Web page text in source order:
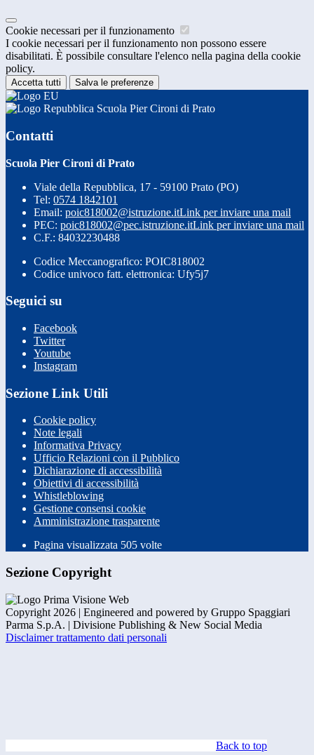
Cookie necessari per il funzionamento
I cookie necessari per il funzionamento non possono essere
disabilitati. È possibile consultare l'elenco nella pagina della cookie
policy.
Accetta tutti Salva le preferenze
Scuola Pier Cironi di Prato
Contatti
Scuola Pier Cironi di Prato
Viale della Repubblica, 17 - 59100 Prato (PO)
Tel: 0574 1842101
Email: poic818002@istruzione.itLink per inviare una mail
PEC: poic818002@pec.istruzione.itLink per inviare una mail
C.F.: 84032230488
Codice Meccanografico: POIC818002
Codice univoco fatt. elettronica: Ufy5j7
Seguici su
Facebook
Twitter
Youtube
Instagram
Sezione Link Utili
Cookie policy
Note legali
Informativa Privacy
Ufficio Relazioni con il Pubblico
Dichiarazione di accessibilità
Obiettivi di accessibilità
Whistleblowing
Gestione consensi cookie
Amministrazione trasparente
Pagina visualizzata 505 volte
Sezione Copyright
Copyright 2026 | Engineered and powered by Gruppo Spaggiari
Parma S.p.A. | Divisione Publishing & New Social Media
Disclaimer trattamento dati personali
Back to top